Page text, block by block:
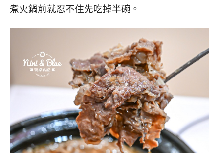
煮火鍋前就忍不住先吃掉半碗。